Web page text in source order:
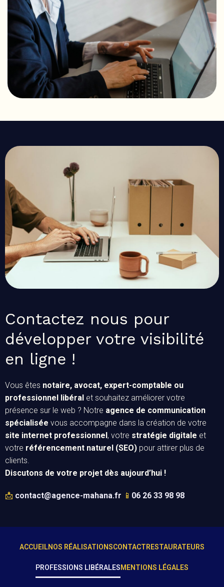
Contactez nous pour
développer votre visibilité
en ligne !
Vous êtes notaire, avocat, expert-comptable ou
professionnel libéral et souhaitez améliorer votre
présence sur le web ? Notre agence de communication
spécialisée vous accompagne dans la création de votre
site internet professionnel , votre stratégie digitale et
votre référencement naturel (SEO) pour attirer plus de
clients.
Discutons de votre projet dès aujourd’hui !
📩 contact@agence-mahana.fr 📱 06 26 33 98 98
ACCUEILNOS RÉALISATIONSCONTACTRESTAURATEURS
PROFESSIONS LIBÉRALESMENTIONS LÉGALES